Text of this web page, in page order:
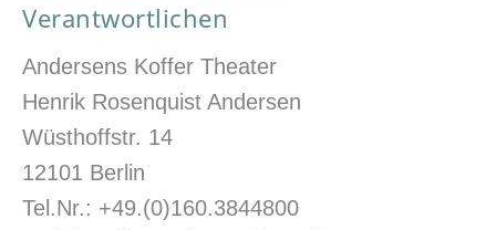
Verantwortlichen
Andersens Koffer Theater
Henrik Rosenquist Andersen
Wüsthoffstr. 14
12101 Berlin
Tel.Nr.: +49.(0)160.3844800